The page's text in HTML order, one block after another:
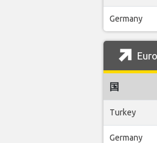
Germany
国
Turkey
Germany